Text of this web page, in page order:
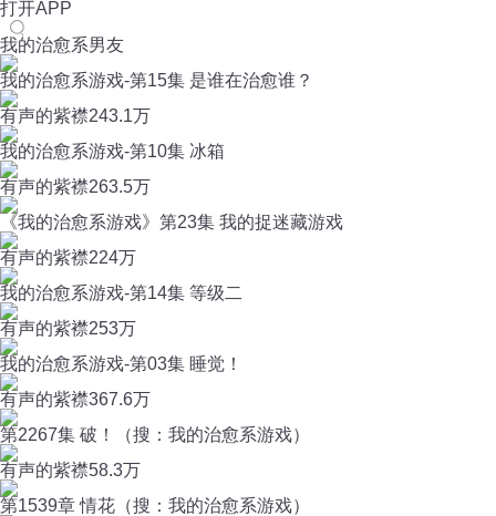
打开APP
我的治愈系男友
我的治愈系游戏-第15集 是谁在治愈谁？
有声的紫襟243.1万
我的治愈系游戏-第10集 冰箱
有声的紫襟263.5万
《我的治愈系游戏》第23集 我的捉迷藏游戏
有声的紫襟224万
我的治愈系游戏-第14集 等级二
有声的紫襟253万
我的治愈系游戏-第03集 睡觉！
有声的紫襟367.6万
第2267集 破！（搜：我的治愈系游戏）
有声的紫襟58.3万
第1539章 情花（搜：我的治愈系游戏）